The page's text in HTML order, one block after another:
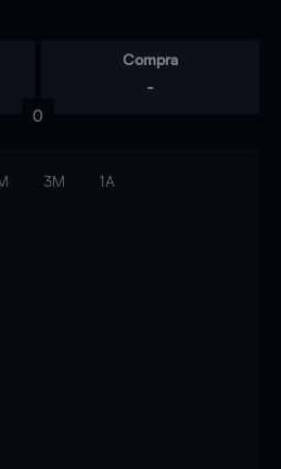
Compra
-
0
3M 1A